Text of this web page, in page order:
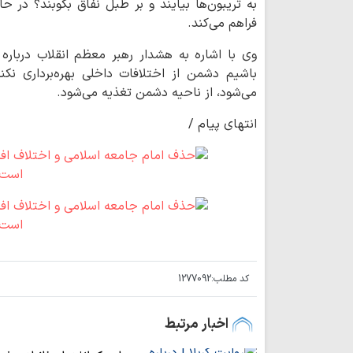
به تریبون‌ها بیایند و بر طبل نفاق بکوبند؟ در
فراهم می‌کند.
وی با اشاره به هشدار رهبر معظم انقلاب
باشیم دشمن از اختلافات داخلی
می‌شود، از ناحیه دشمن تغذیه می‌شود.
انتهای پیام /
کد مطلب:1277092
اخبار مرتبط